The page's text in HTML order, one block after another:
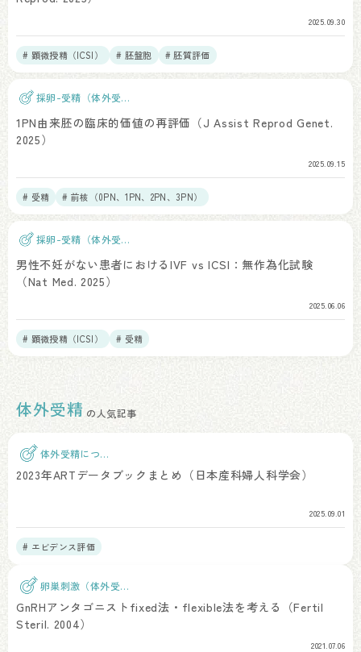
2025.09.30
# 顕微授精（ICSI） # 胚盤胞 # 胚質評価
採卵-受精（体外受
1PN由来胚の臨床的価値の再評価（J Assist Reprod Genet.
2025）
2025.09.15
# 受精 # 前核（0PN、1PN、2PN、3PN）
採卵-受精（体外受
男性不妊がない患者におけるIVF vs ICSI：無作為化試験
（Nat Med. 2025）
2025.06.06
# 顕微授精（ICSI） # 受精
体外受精 の人気記事
体外受精につい
て
2023年ARTデータブックまとめ（日本産科婦人科学会）
2025.09.01
# エビデンス評価
卵巣刺激（体外受
GnRHアンタゴニストfixed法・flexible法を考える（Fertil
Steril. 2004）
2021.07.06